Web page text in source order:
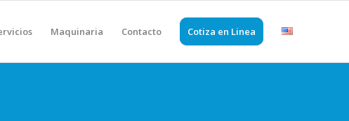
Maquinaria Contacto Cotiza en Linea